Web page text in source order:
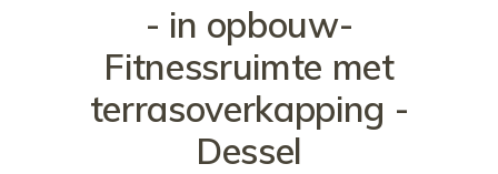
- in opbouw-
Fitnessruimte met
terrasoverkapping -
Dessel